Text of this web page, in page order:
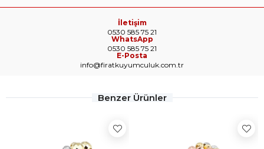
İletişim
0530 585 75 21
WhatsApp
0530 585 75 21
E-Posta
info@firatkuyumculuk.com.tr
Benzer Ürünler